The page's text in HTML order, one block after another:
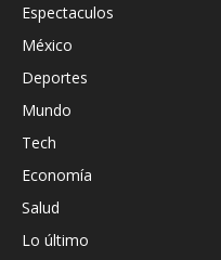
Espectaculos
México
Deportes
Mundo
Tech
Economía
Salud
Lo último